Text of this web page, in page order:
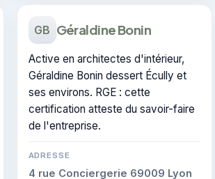
GB Géraldine Bonin
Active en architectes d'intérieur,
Géraldine Bonin dessert Écully et
ses environs. RGE : cette
certification atteste du savoir-faire
de l'entreprise.
ADRESSE
4 rue Conciergerie 69009 Lyon